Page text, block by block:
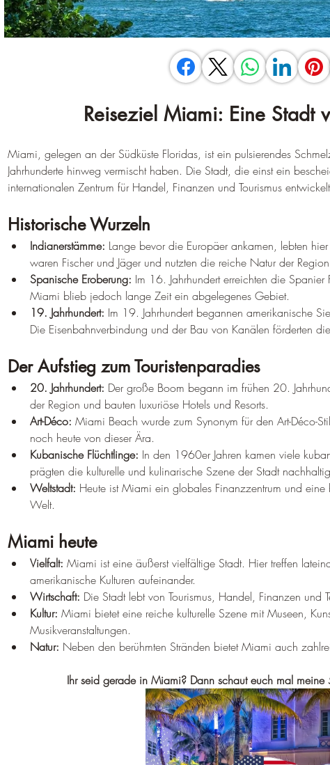
Reiseziel Miami: Eine Stadt
Miami, gelegen an der Südküste Floridas, ist ein pulsierendes
Jahrhunderte hinweg vermischt haben. Die Stadt, die einst ein
internationalen Zentrum für Handel, Finanzen und Tourismus
Historische Wurzeln
Indianerstämme: Lange bevor die Europäer ankamen, lebten
waren Fischer und Jäger und nutzten die reiche Natur der
Spanische Eroberung: Im 16. Jahrhundert erreichten die
Miami blieb jedoch lange Zeit ein abgelegenes Gebiet.
19. Jahrhundert: Im 19. Jahrhundert begannen amerikanische
Die Eisenbahnverbindung und der Bau von Kanälen förderten
Der Aufstieg zum Touristenparadies
20. Jahrhundert: Der große Boom begann im frühen 20.
der Region und bauten luxuriöse Hotels und Resorts.
Art-Déco: Miami Beach wurde zum Synonym für den Art-Déco-
noch heute von dieser Ära.
Kubanische Flüchtlinge: In den 1960er Jahren kamen viele
prägten die kulturelle und kulinarische Szene der Stadt
Weltstadt: Heute ist Miami ein globales Finanzzentrum und eine
Welt.
Miami heute
Vielfalt: Miami ist eine äußerst vielfältige Stadt. Hier treffen
amerikanische Kulturen aufeinander.
Wirtschaft: Die Stadt lebt von Tourismus, Handel, Finanzen und
Kultur: Miami bietet eine reiche kulturelle Szene mit Museen,
Musikveranstaltungen.
Natur: Neben den berühmten Stränden bietet Miami auch
Ihr seid gerade in Miami? Dann schaut euch mal